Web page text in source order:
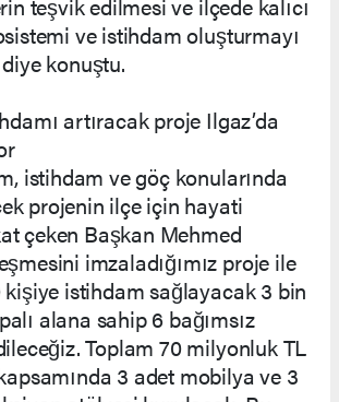
ve istihdam oluşturmayı
konuştu.
artıracak proje Ilgaz’da
istihdam ve göç konularında
projenin ilçe için hayati
çeken Başkan Mehmed
imzaladığımız proje ile
kişiye istihdam sağlayacak 3 bin
alana sahip 6 bağımsız
Toplam 70 milyonluk TL
3 adet mobilya ve 3